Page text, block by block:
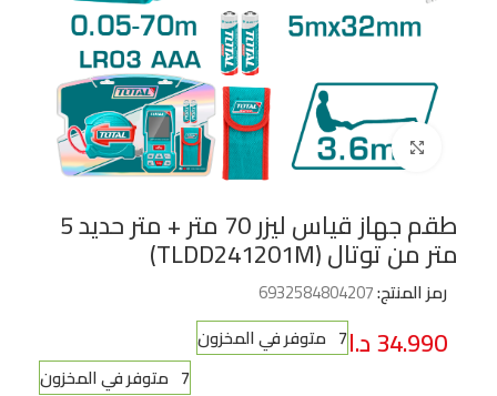
Click to enlarge
طقم جهاز قياس ليزر 70 متر + متر حديد 5
متر من توتال (TLDD241201M)
رمز المنتج:6932584804207
34.990د.ا7 متوفر في المخزون
7 متوفر في المخزون